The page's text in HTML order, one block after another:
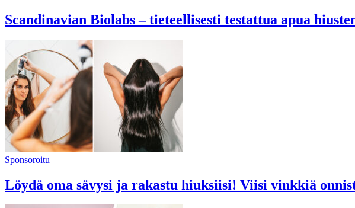
Scandinavian Biolabs – tieteellisesti testattua apua
Sponsoroitu
Löydä oma sävysi ja rakastu hiuksiisi! Viisi vinkkiä